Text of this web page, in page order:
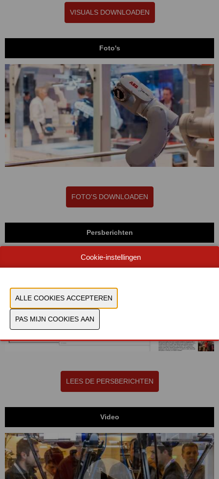
VISUALS DOWNLOADEN
Foto's
FOTO'S DOWNLOADEN
Persberichten
LEES DE PERSBERICHTEN
Video
Cookie-instellingen